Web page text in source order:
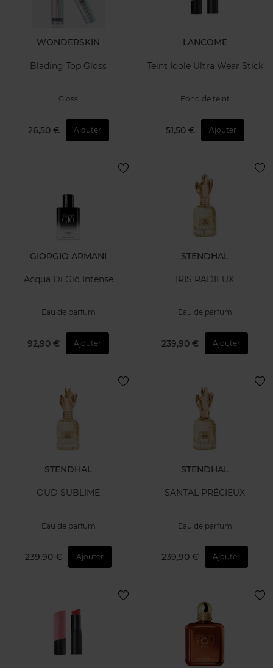
WONDERSKIN
Blading Top Gloss
Gloss
26,50 € Ajouter
LANCOME
Teint Idole Ultra Wear Stick
Fond de teint
51,50 € Ajouter
GIORGIO ARMANI
Acqua Di Giò Intense
Eau de parfum
92,90 € Ajouter
STENDHAL
IRIS RADIEUX
Eau de parfum
239,90 € Ajouter
STENDHAL
OUD SUBLIME
Eau de parfum
239,90 € Ajouter
STENDHAL
SANTAL PRÉCIEUX
Eau de parfum
239,90 € Ajouter